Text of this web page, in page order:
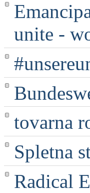
unite -
tovarna
Spletna
Radical